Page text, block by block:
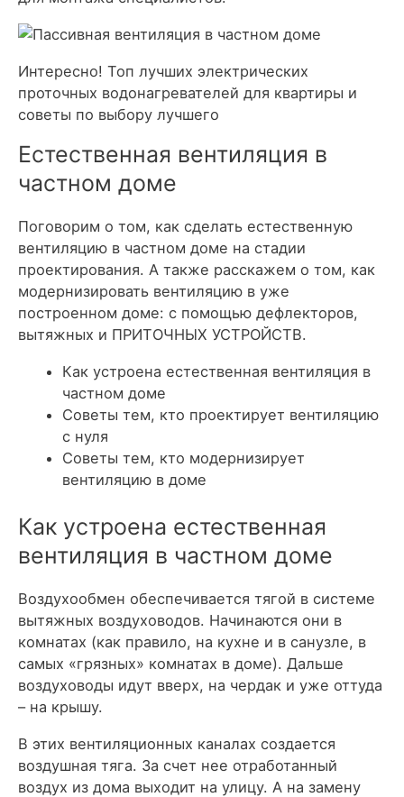
Интересно! Топ лучших электрических
проточных водонагревателей для квартиры и
советы по выбору лучшего
Естественная вентиляция в
частном доме
Поговорим о том, как сделать естественную
вентиляцию в частном доме на стадии
проектирования. А также расскажем о том, как
модернизировать вентиляцию в уже
построенном доме: с помощью дефлекторов,
вытяжных и ПРИТОЧНЫХ УСТРОЙСТВ.
Как устроена естественная вентиляция в
частном доме
Советы тем, кто проектирует вентиляцию
с нуля
Советы тем, кто модернизирует
вентиляцию в доме
Как устроена естественная
вентиляция в частном доме
Воздухообмен обеспечивается тягой в системе
вытяжных воздуховодов. Начинаются они в
комнатах (как правило, на кухне и в санузле, в
самых «грязных» комнатах в доме). Дальше
воздуховоды идут вверх, на чердак и уже оттуда
– на крышу.
В этих вентиляционных каналах создается
воздушная тяга. За счет нее отработанный
воздух из дома выходит на улицу. А на замену